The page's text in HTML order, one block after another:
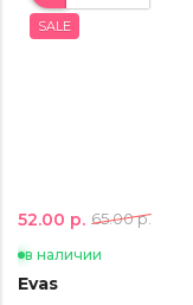
SALE
52.00 р. 65.00 р.
в наличии
Evas